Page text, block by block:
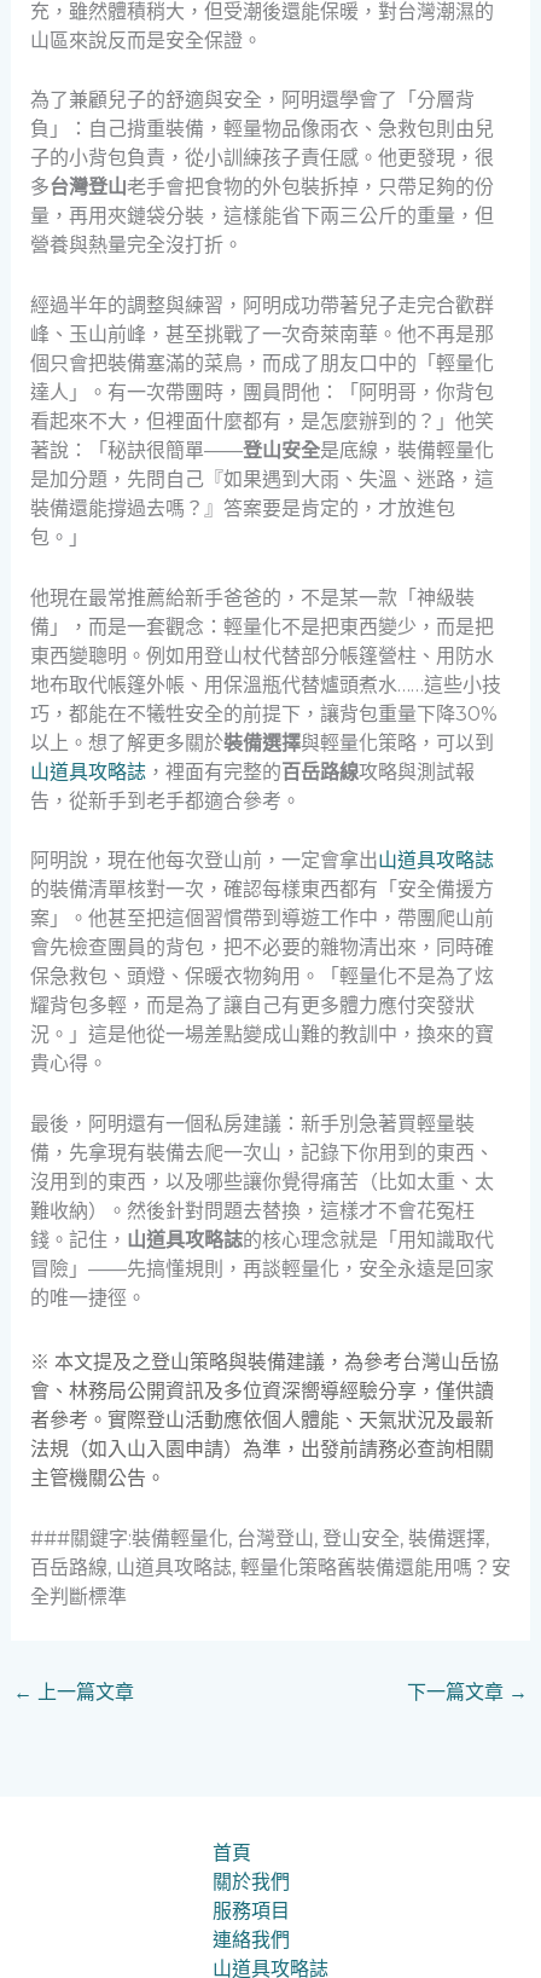
充，雖然體積稍大，但受潮後還能保暖，對台灣潮濕的
山區來說反而是安全保證。
為了兼顧兒子的舒適與安全，阿明還學會了「分層背
負」：自己揹重裝備，輕量物品像雨衣、急救包則由兒
子的小背包負責，從小訓練孩子責任感。他更發現，很
多台灣登山老手會把食物的外包裝拆掉，只帶足夠的份
量，再用夾鏈袋分裝，這樣能省下兩三公斤的重量，但
營養與熱量完全沒打折。
經過半年的調整與練習，阿明成功帶著兒子走完合歡群
峰、玉山前峰，甚至挑戰了一次奇萊南華。他不再是那
個只會把裝備塞滿的菜鳥，而成了朋友口中的「輕量化
達人」。有一次帶團時，團員問他：「阿明哥，你背包
看起來不大，但裡面什麼都有，是怎麼辦到的？」他笑
著說：「秘訣很簡單——登山安全是底線，裝備輕量化
是加分題，先問自己『如果遇到大雨、失溫、迷路，這
裝備還能撐過去嗎？』答案要是肯定的，才放進包
包。」
他現在最常推薦給新手爸爸的，不是某一款「神級裝
備」，而是一套觀念：輕量化不是把東西變少，而是把
東西變聰明。例如用登山杖代替部分帳篷營柱、用防水
地布取代帳篷外帳、用保溫瓶代替爐頭煮水……這些小技
巧，都能在不犧牲安全的前提下，讓背包重量下降30%
以上。想了解更多關於裝備選擇與輕量化策略，可以到
山道具攻略誌，裡面有完整的百岳路線攻略與測試報
告，從新手到老手都適合參考。
阿明說，現在他每次登山前，一定會拿出山道具攻略誌
的裝備清單核對一次，確認每樣東西都有「安全備援方
案」。他甚至把這個習慣帶到導遊工作中，帶團爬山前
會先檢查團員的背包，把不必要的雜物清出來，同時確
保急救包、頭燈、保暖衣物夠用。「輕量化不是為了炫
耀背包多輕，而是為了讓自己有更多體力應付突發狀
況。」這是他從一場差點變成山難的教訓中，換來的寶
貴心得。
最後，阿明還有一個私房建議：新手別急著買輕量裝
備，先拿現有裝備去爬一次山，記錄下你用到的東西、
沒用到的東西，以及哪些讓你覺得痛苦（比如太重、太
難收納）。然後針對問題去替換，這樣才不會花冤枉
錢。記住， 山道具攻略誌的核心理念就是「用知識取代
冒險」——先搞懂規則，再談輕量化，安全永遠是回家
的唯一捷徑。
※ 本文提及之登山策略與裝備建議，為參考台灣山岳協
會、林務局公開資訊及多位資深嚮導經驗分享，僅供讀
者參考。實際登山活動應依個人體能、天氣狀況及最新
法規（如入山入園申請）為準，出發前請務必查詢相關
主管機關公告。
###關鍵字:裝備輕量化, 台灣登山, 登山安全, 裝備選擇,
百岳路線, 山道具攻略誌, 輕量化策略舊裝備還能用嗎？安
全判斷標準
← 上一篇文章 下一篇文章 →
首頁
關於我們
服務項目
連絡我們
山道具攻略誌